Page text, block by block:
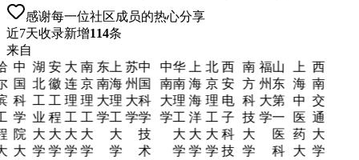
感谢每一位社区成员的热心分享
近7天收录新增114条
来自
中
国
科
学
院
大
湖
北
工
业
大
学
安
徽
工
程
大
学
大
连
理
工
大
学
南
京
理
工
大
学
东
南
大
学
上
海
理
工
大
学
苏
州
大
学
中
国
科
学
技
术
中
南
大
学
华
南
理
工
大
学
上
海
海
洋
大
学
北
京
理
工
大
学
西
安
电
子
科
技
南
方
科
技
大
学
福
州
大
学
山
东
第
一
医
科
上
海
中
医
药
大
西
南
交
通
大
学